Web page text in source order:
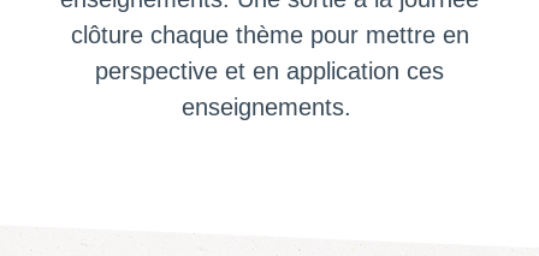
clôture chaque thème pour mettre en
perspective et en application ces
enseignements.